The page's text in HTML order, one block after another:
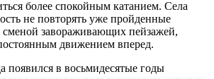
более спокойным катанием. Села
не повторять уже пройденные
сменой завораживающих пейзажей,
движением вперед.
в восьмидесятые годы